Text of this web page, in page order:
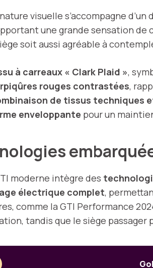
visuelle s’accompagne
une grande sensation de
soit aussi agréable à
à carreaux « Clark Plaid »,
rouges contrastées,
de tissus techniques
enveloppante pour un
moderne intègre des
électrique complet,
comme la GTI Performance
tandis que le siège